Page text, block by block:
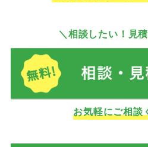
＼相談したい！見
お気軽にご相談